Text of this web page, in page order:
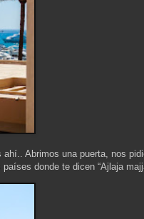
Abrimos una puerta, nos
donde te dicen “Ajlaja